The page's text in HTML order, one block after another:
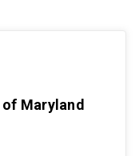
Maryland